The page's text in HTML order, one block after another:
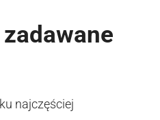
najczęściej